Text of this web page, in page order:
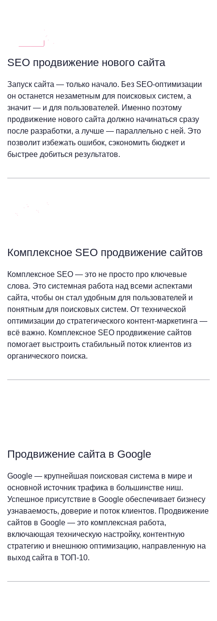
SEO продвижение нового сайта
Запуск сайта — только начало. Без SEO-оптимизации
он останется незаметным для поисковых систем, а
значит — и для пользователей. Именно поэтому
продвижение нового сайта должно начинаться сразу
после разработки, а лучше — параллельно с ней. Это
позволит избежать ошибок, сэкономить бюджет и
быстрее добиться результатов.
Комплексное SEO продвижение сайтов
Комплексное SEO — это не просто про ключевые
слова. Это системная работа над всеми аспектами
сайта, чтобы он стал удобным для пользователей и
понятным для поисковых систем. От технической
оптимизации до стратегического контент-маркетинга —
всё важно. Комплексное SEO продвижение сайтов
помогает выстроить стабильный поток клиентов из
органического поиска.
Продвижение сайта в Google
Google — крупнейшая поисковая система в мире и
основной источник трафика в большинстве ниш.
Успешное присутствие в Google обеспечивает бизнесу
узнаваемость, доверие и поток клиентов. Продвижение
сайтов в Google — это комплексная работа,
включающая техническую настройку, контентную
стратегию и внешнюю оптимизацию, направленную на
выход сайта в ТОП-10.